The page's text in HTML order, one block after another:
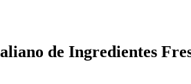
de Ingredientes